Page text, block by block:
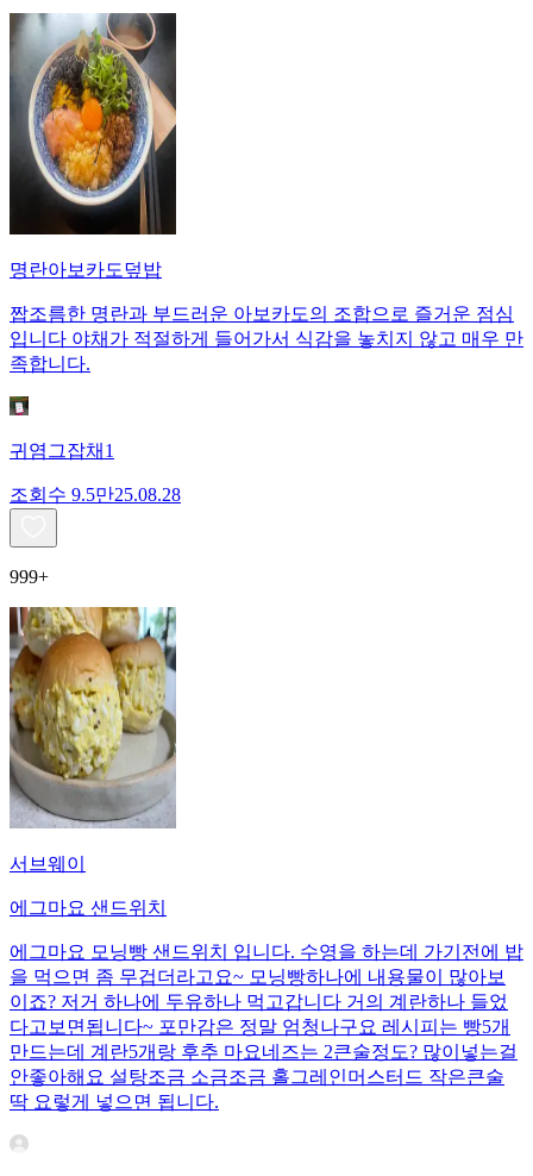
명란아보카도덮밥
짭조름한 명란과 부드러운 아보카도의 조합으로 즐거운 점심
입니다 야채가 적절하게 들어가서 식감을 놓치지 않고 매우 만
족합니다.
귀염그잡채1
조회수 9.5만25.08.28
999+
서브웨이
에그마요 샌드위치
에그마요 모닝빵 샌드위치 입니다. 수영을 하는데 가기전에 밥
을 먹으면 좀 무겁더라고요~ 모닝빵하나에 내용물이 많아보
이죠? 저거 하나에 두유하나 먹고갑니다 거의 계란하나 들었
다고보면됩니다~ 포만감은 정말 엄청나구요 레시피는 빵5개
만드는데 계란5개랑 후추 마요네즈는 2큰술정도? 많이넣는걸
안좋아해요 설탕조금 소금조금 홀그레인머스터드 작은큰술
딱 요렇게 넣으면 됩니다.